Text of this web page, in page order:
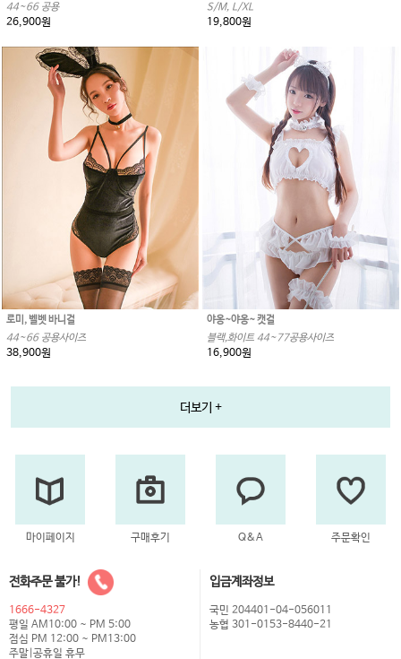
44~66 공용
26,900원
S/M, L/XL
19,800원
로미, 벨벳 바니걸
44~66 공용사이즈
38,900원
야옹~야옹~ 캣걸
블랙,화이트 44~77공용사이즈
16,900원
더보기 +
마이페이지 구매후기 Q&A 주문확인
전화주문 불가!
1666-4327
평일 AM10:00 ~ PM 5:00
점심 PM 12:00 ~ PM13:00
주말|공휴일 휴무
입금계좌정보
국민 204401-04-056011
농협 301-0153-8440-21